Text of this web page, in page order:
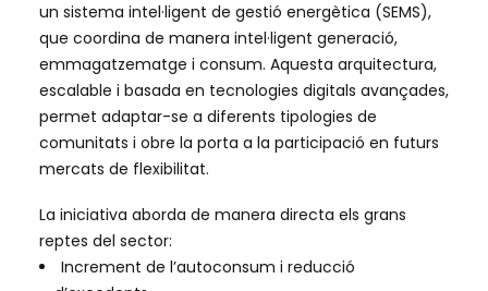
un sistema intel·ligent de gestió energètica (SEMS),
que coordina de manera intel·ligent generació,
emmagatzematge i consum. Aquesta arquitectura,
escalable i basada en tecnologies digitals avançades,
permet adaptar-se a diferents tipologies de
comunitats i obre la porta a la participació en futurs
mercats de flexibilitat.
La iniciativa aborda de manera directa els grans
reptes del sector:
Increment de l’autoconsum i reducció